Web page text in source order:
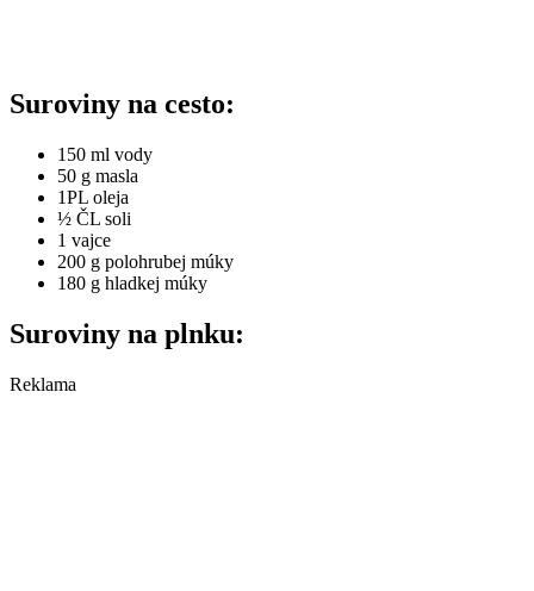
Suroviny na cesto:
150 ml vody
50 g masla
1PL oleja
½ ČL soli
1 vajce
200 g polohrubej múky
180 g hladkej múky
Suroviny na plnku:
Reklama